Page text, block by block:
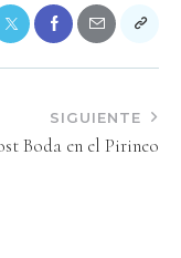
SIGUIENTE
Boda en el Pirineo